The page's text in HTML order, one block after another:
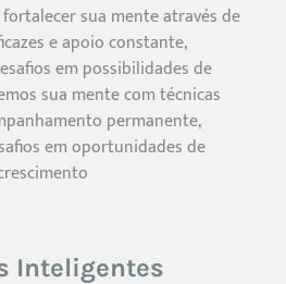
sua mente através de
e apoio constante,
em possibilidades de
sua mente com técnicas
permanente,
em oportunidades de
Inteligentes